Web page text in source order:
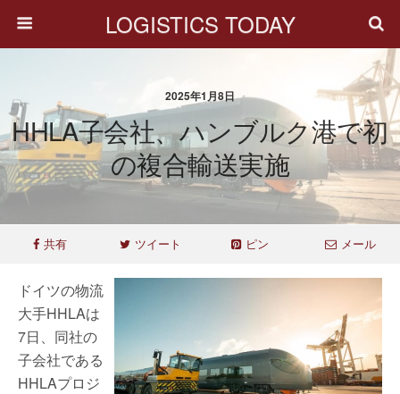
LOGISTICS TODAY
2025年1月8日
HHLA子会社、ハンブルク港で初
の複合輸送実施
共有 ツイート ピン メール
ドイツの物流
大手HHLAは
7日、同社の
子会社である
HHLAプロジ